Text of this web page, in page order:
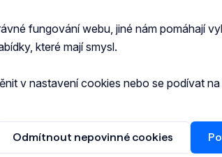
chlorid draselný
%, Vlhkost 86 %
fungování webu, jiné nám pomáhají
které mají smysl.
v nastavení cookies nebo se podívat na
Odmítnout nepovinné cookies